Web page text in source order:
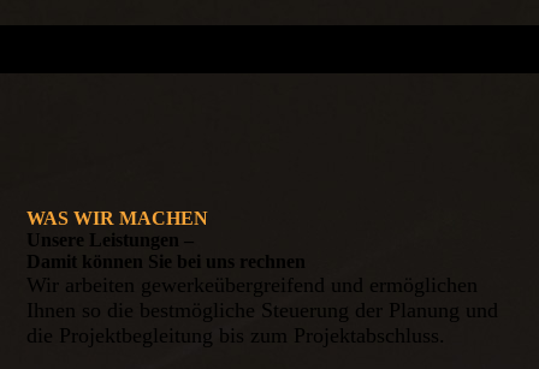
WAS WIR MACHEN
Unsere Leistungen –
Damit können Sie bei uns rechnen
Wir arbeiten gewerkeübergreifend und ermöglichen
Ihnen so die bestmögliche Steuerung der Planung und
die Projektbegleitung bis zum Projektabschluss.